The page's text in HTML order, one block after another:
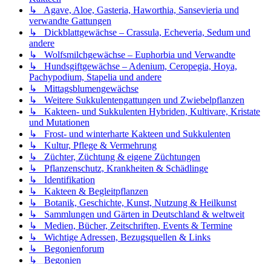
↳ Agave, Aloe, Gasteria, Haworthia, Sansevieria und
verwandte Gattungen
↳ Dickblattgewächse – Crassula, Echeveria, Sedum und
andere
↳ Wolfsmilchgewächse – Euphorbia und Verwandte
↳ Hundsgiftgewächse – Adenium, Ceropegia, Hoya,
Pachypodium, Stapelia und andere
↳ Mittagsblumengewächse
↳ Weitere Sukkulentengattungen und Zwiebelpflanzen
↳ Kakteen- und Sukkulenten Hybriden, Kultivare, Kristate
und Mutationen
↳ Frost- und winterharte Kakteen und Sukkulenten
↳ Kultur, Pflege & Vermehrung
↳ Züchter, Züchtung & eigene Züchtungen
↳ Pflanzenschutz, Krankheiten & Schädlinge
↳ Identifikation
↳ Kakteen & Begleitpflanzen
↳ Botanik, Geschichte, Kunst, Nutzung & Heilkunst
↳ Sammlungen und Gärten in Deutschland & weltweit
↳ Medien, Bücher, Zeitschriften, Events & Termine
↳ Wichtige Adressen, Bezugsquellen & Links
↳ Begonienforum
↳ Begonien